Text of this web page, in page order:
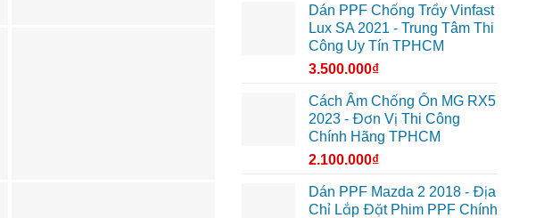
Dán PPF Chống Trầy Vinfast
Lux SA 2021 - Trung Tâm Thi
Công Uy Tín TPHCM
3.500.000₫
Cách Âm Chống Ồn MG RX5
2023 - Đơn Vị Thi Công
Chính Hãng TPHCM
2.100.000₫
Dán PPF Mazda 2 2018 - Địa
Chỉ Lắp Đặt Phim PPF Chính